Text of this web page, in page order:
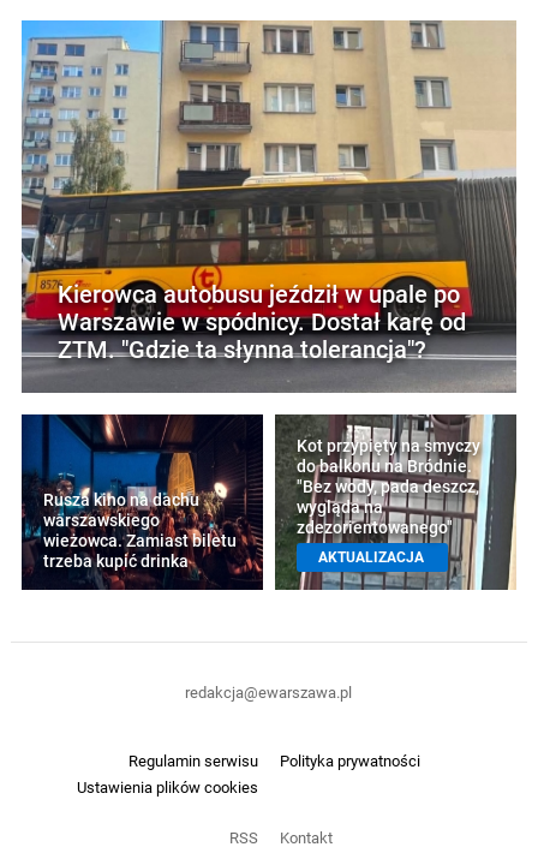
Kierowca autobusu jeździł w upale po
Warszawie w spódnicy. Dostał karę od
ZTM. "Gdzie ta słynna tolerancja"?
Rusza kino na dachu
warszawskiego
wieżowca. Zamiast biletu
trzeba kupić drinka
Kot przypięty na smyczy
do balkonu na Bródnie.
"Bez wody, pada deszcz,
wygląda na
zdezorientowanego"
AKTUALIZACJA
Regulamin serwisu
Polityka prywatności
Ustawienia plików cookies
RSS Kontakt
redakcja@ewarszawa.pl